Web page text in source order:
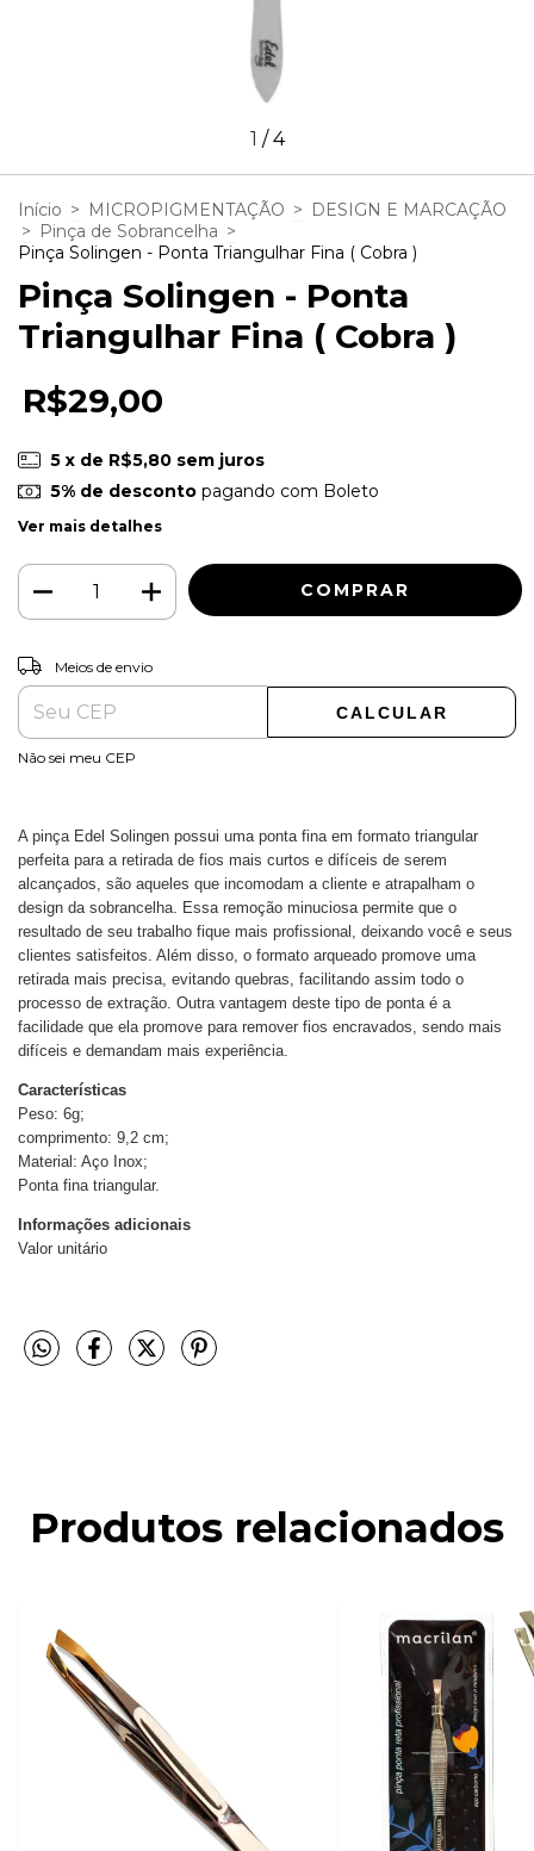
1 /4
Início > MICROPIGMENTAÇÃO > DESIGN E MARCAÇÃO
> Pinça de Sobrancelha >
Pinça Solingen - Ponta Triangulhar Fina ( Cobra )
Pinça Solingen - Ponta
Triangulhar Fina ( Cobra )
R$29,00
5 x de R$5,80 sem juros
5% de descontopagando com Boleto
Ver mais detalhes
Entregas para o CEP:
Meios de envio
CALCULAR
Não sei meu CEP
A pinça Edel Solingen possui uma ponta fina em formato triangular
perfeita para a retirada de fios mais curtos e difíceis de serem
alcançados, são aqueles que incomodam a cliente e atrapalham o
design da sobrancelha. Essa remoção minuciosa permite que o
resultado de seu trabalho fique mais profissional, deixando você e seus
clientes satisfeitos. Além disso, o formato arqueado promove uma
retirada mais precisa, evitando quebras, facilitando assim todo o
processo de extração. Outra vantagem deste tipo de ponta é a
facilidade que ela promove para remover fios encravados, sendo mais
difíceis e demandam mais experiência.
Características
Peso: 6g;
comprimento: 9,2 cm;
Material: Aço Inox;
Ponta fina triangular.
Informações adicionais
Valor unitário
Produtos relacionados